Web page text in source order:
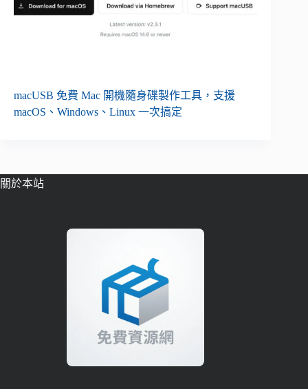
macUSB 免費 Mac 開機隨身碟製作工具，支援
macOS、Windows、Linux 一次搞定
關於本站